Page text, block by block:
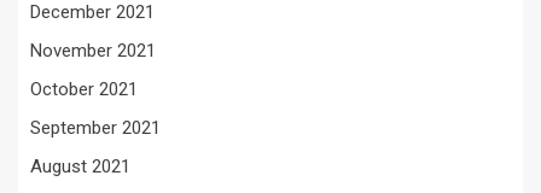
December 2021
November 2021
October 2021
September 2021
August 2021